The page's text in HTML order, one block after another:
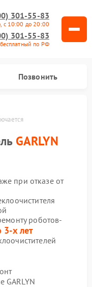
301-55-83
с 10:00 до 20:00
301-55-83
по РФ
Позвонить
GARLYN
при отказе от
роботов-
3-х лет
GARLYN